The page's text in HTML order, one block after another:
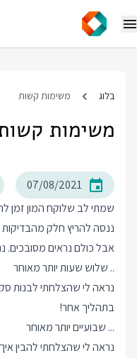
בלוג משימות קשות
משימות
07/08/2021
שמתי לב שלוקח המון זמן
ננסה להריץ חלק מהבדיקות
אבל כולם נראים מסובכים.
.. שלוש שעות יותר מאוחר
נראה לי שהצלחתי לבנות
בתהליך אחר!
... שבועיים יותר מאוחר
נראה לי שהצלחתי להבין